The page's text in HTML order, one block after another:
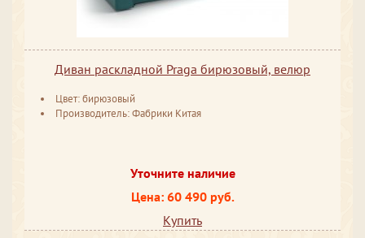
Диван раскладной Praga бирюзовый, велюр
Цвет: бирюзовый
Производитель: Фабрики Китая
Уточните наличие
Цена: 60 490 руб.
Купить